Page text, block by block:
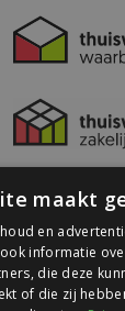
© 2026
maakt
en
informatie
die deze
of die zij